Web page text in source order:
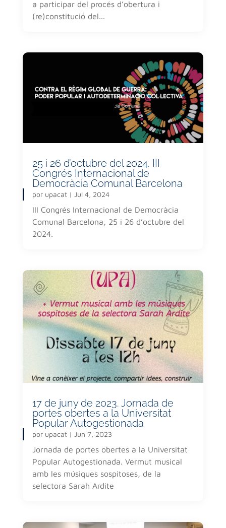
a participar del procés d’obertura i
(re)constitució del...
25 i 26 d’octubre del 2024. III
Congrés Internacional de
Democràcia Comunal Barcelona
por upacat| Jul 4, 2024
III Congrés Internacional de Democràcia
Comunal Barcelona, 25 i 26 d’octubre del
2024.
17 de juny de 2023. Jornada de
portes obertes a la Universitat
Popular Autogestionada
por upacat| Jun 7, 2023
Jornada de portes obertes a la Universitat
Popular Autogestionada. Vermut musical
amb les músiques sospitoses, de la
selectora Sarah Ardite